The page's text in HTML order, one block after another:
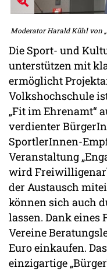
Moderator Harald Kühl von
Die Sport- und
unterstützen mit
ermöglicht
Volkshochschule
„Fit im Ehrenamt“
verdienter
SportlerInnen-
Veranstaltung
wird
der Austausch
können sich auch
lassen. Dank eines
Vereine
Euro einkaufen.
einzigartige